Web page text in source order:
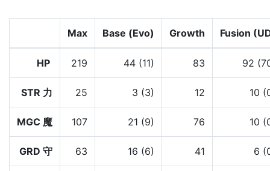
Max Base (Evo) Growth Fusion
HP 219 44 (11) 83 92
STR 力 25 3 (3) 12 10
MGC 魔 107 21 (9) 76 10
GRD 守 63 16 (6) 41 6